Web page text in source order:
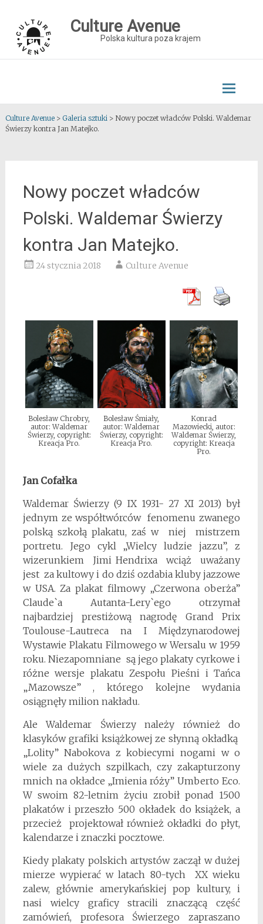
content
Culture Avenue
Polska kultura poza krajem
Culture Avenue> Galeria sztuki> Nowy poczet władców Polski. Waldemar
Świerzy kontra Jan Matejko.
Nowy poczet władców
Polski. Waldemar Świerzy
kontra Jan Matejko.
24 stycznia 2018 Culture Avenue
Bolesław Chrobry,
autor: Waldemar
Świerzy, copyright:
Kreacja Pro.
Bolesław Śmiały,
autor: Waldemar
Świerzy, copyright:
Kreacja Pro.
Konrad
Mazowiecki, autor:
Waldemar Świerzy,
copyright: Kreacja
Pro.
Jan Cofałka
Waldemar Świerzy (9 IX 1931- 27 XI 2013) był
jednym ze współtwórców fenomenu zwanego
polską szkołą plakatu, zaś w niej mistrzem
portretu. Jego cykl „Wielcy ludzie jazzu”, z
wizerunkiem Jimi Hendrixa wciąż uważany
jest za kultowy i do dziś ozdabia kluby jazzowe
w USA. Za plakat filmowy „Czerwona oberża”
Claude`a Autanta-Lery`ego otrzymał
najbardziej prestiżową nagrodę Grand Prix
Toulouse-Lautreca na I Międzynarodowej
Wystawie Plakatu Filmowego w Wersalu w 1959
roku. Niezapomniane są jego plakaty cyrkowe i
różne wersje plakatu Zespołu Pieśni i Tańca
„Mazowsze” , którego kolejne wydania
osiągnęły milion nakładu.
Ale Waldemar Świerzy należy również do
klasyków grafiki książkowej ze słynną okładką
„Lolity” Nabokova z kobiecymi nogami w o
wiele za dużych szpilkach, czy zakapturzony
mnich na okładce „Imienia róży” Umberto Eco.
W swoim 82-letnim życiu zrobił ponad 1500
plakatów i przeszło 500 okładek do książek, a
przecież projektował również okładki do płyt,
kalendarze i znaczki pocztowe.
Kiedy plakaty polskich artystów zaczął w dużej
mierze wypierać w latach 80-tych XX wieku
zalew, głównie amerykańskiej pop kultury, i
nasi wielcy graficy stracili znaczącą część
zamówień, profesora Świerzego zapraszano